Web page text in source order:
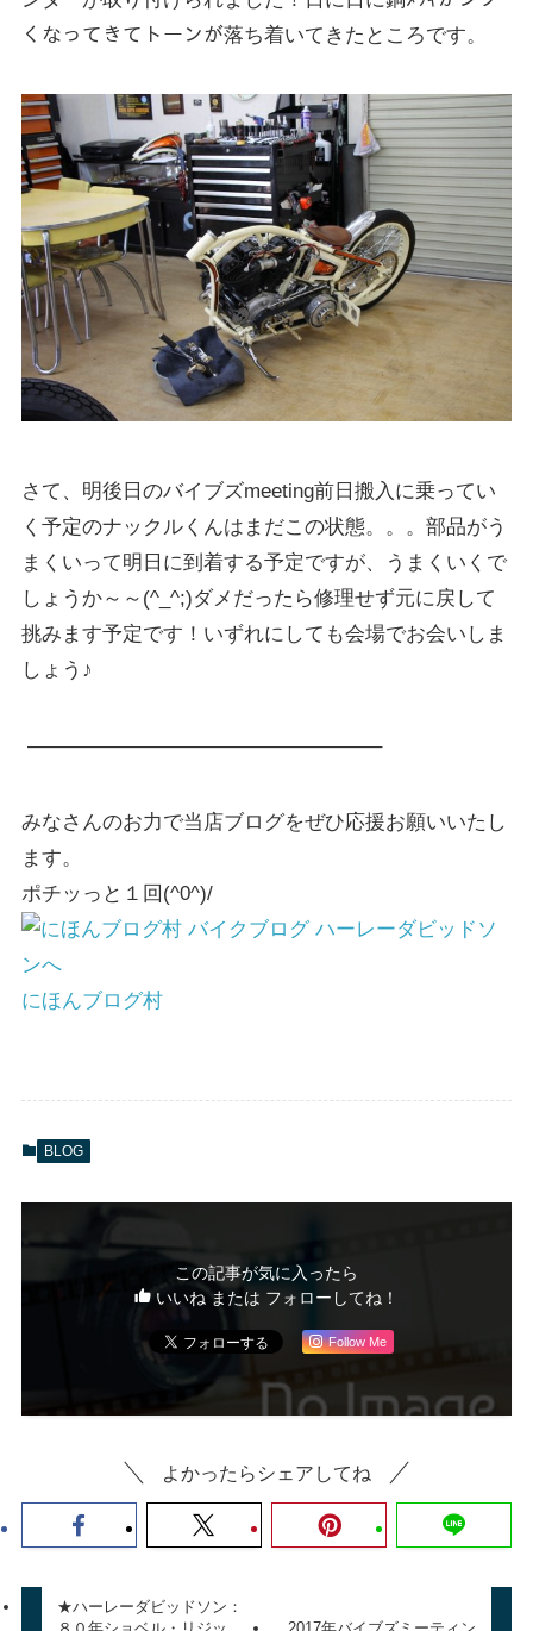
くなってきてトーンが落ち着いてきたところです。
さて、明後日のバイブズmeeting前日搬入に乗ってい
く予定のナックルくんはまだこの状態。。。部品がう
まくいって明日に到着する予定ですが、うまくいくで
しょうか～～(^_^;)ダメだったら修理せず元に戻して
挑みます予定です！いずれにしても会場でお会いしま
しょう♪
—————————————————–
みなさんのお力で当店ブログをぜひ応援お願いいたし
ます。
ポチッっと１回(^0^)/
にほんブログ村
BLOG
この記事が気に入ったら
いいね または フォローしてね！
Follow Me
よかったらシェアしてね
★ハーレーダビッドソン：